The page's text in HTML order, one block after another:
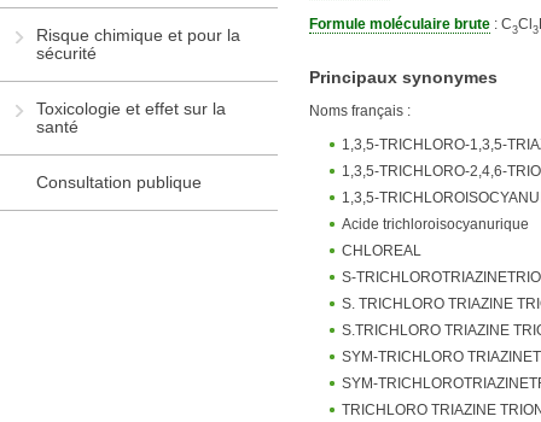
Risque chimique et pour la
sécurité
Toxicologie et effet sur la
santé
Consultation publique
Formule moléculaire brute : C3Cl 3
Principaux synonymes
Noms français :
1,3,5-TRICHLORO-1,3,5-
1,3,5-TRICHLORO-2,4,6-
1,3,5-
Acide trichloroisocyanurique
CHLOREAL
S-
S. TRICHLORO TRIAZINE
S.TRICHLORO TRIAZINE
SYM-TRICHLORO
SYM-
TRICHLORO TRIAZINE